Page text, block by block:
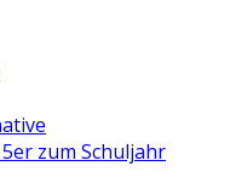
zum Schuljahr